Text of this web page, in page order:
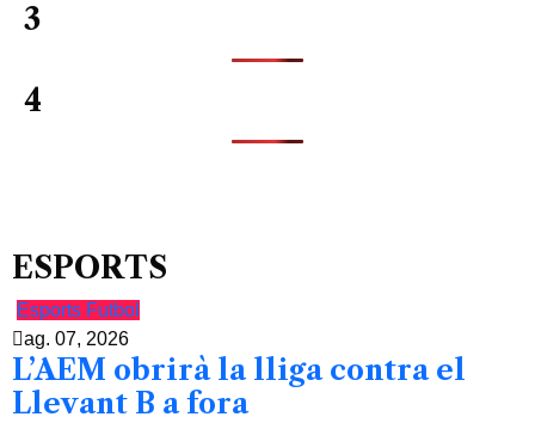
3
4
ESPORTS
Esports Futbol
ag. 07, 2026
L’AEM obrirà la lliga contra el
Llevant B a fora